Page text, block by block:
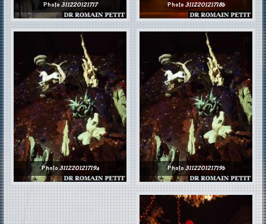
Photo 311220121717 Photo 311220121718b
Photo 311220121719a Photo 311220121719b